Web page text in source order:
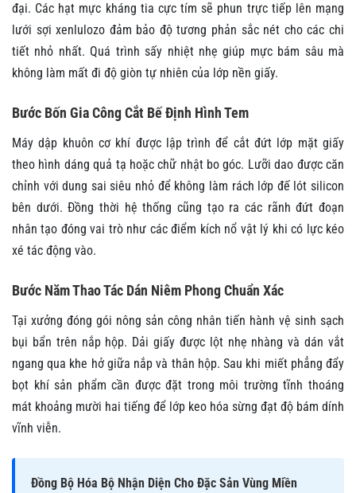
đại. Các hạt mực kháng tia cực tím sẽ phun trực tiếp lên mạng
lưới sợi xenlulozo đảm bảo độ tương phản sắc nét cho các chi
tiết nhỏ nhất. Quá trình sấy nhiệt nhẹ giúp mực bám sâu mà
không làm mất đi độ giòn tự nhiên của lớp nền giấy.
Bước Bốn Gia Công Cắt Bế Định Hình Tem
Máy dập khuôn cơ khí được lập trình để cắt đứt lớp mặt giấy
theo hình dáng quả tạ hoặc chữ nhật bo góc. Lưỡi dao được căn
chỉnh với dung sai siêu nhỏ để không làm rách lớp đế lót silicon
bên dưới. Đồng thời hệ thống cũng tạo ra các rãnh đứt đoạn
nhân tạo đóng vai trò như các điểm kích nổ vật lý khi có lực kéo
xé tác động vào.
Bước Năm Thao Tác Dán Niêm Phong Chuẩn Xác
Tại xưởng đóng gói nông sản công nhân tiến hành vệ sinh sạch
bụi bẩn trên nắp hộp. Dải giấy được lột nhẹ nhàng và dán vắt
ngang qua khe hở giữa nắp và thân hộp. Sau khi miết phẳng đẩy
bọt khí sản phẩm cần được đặt trong môi trường tĩnh thoáng
mát khoảng mười hai tiếng để lớp keo hóa sừng đạt độ bám dính
vĩnh viễn.
Đồng Bộ Hóa Bộ Nhận Diện Cho Đặc Sản Vùng Miền